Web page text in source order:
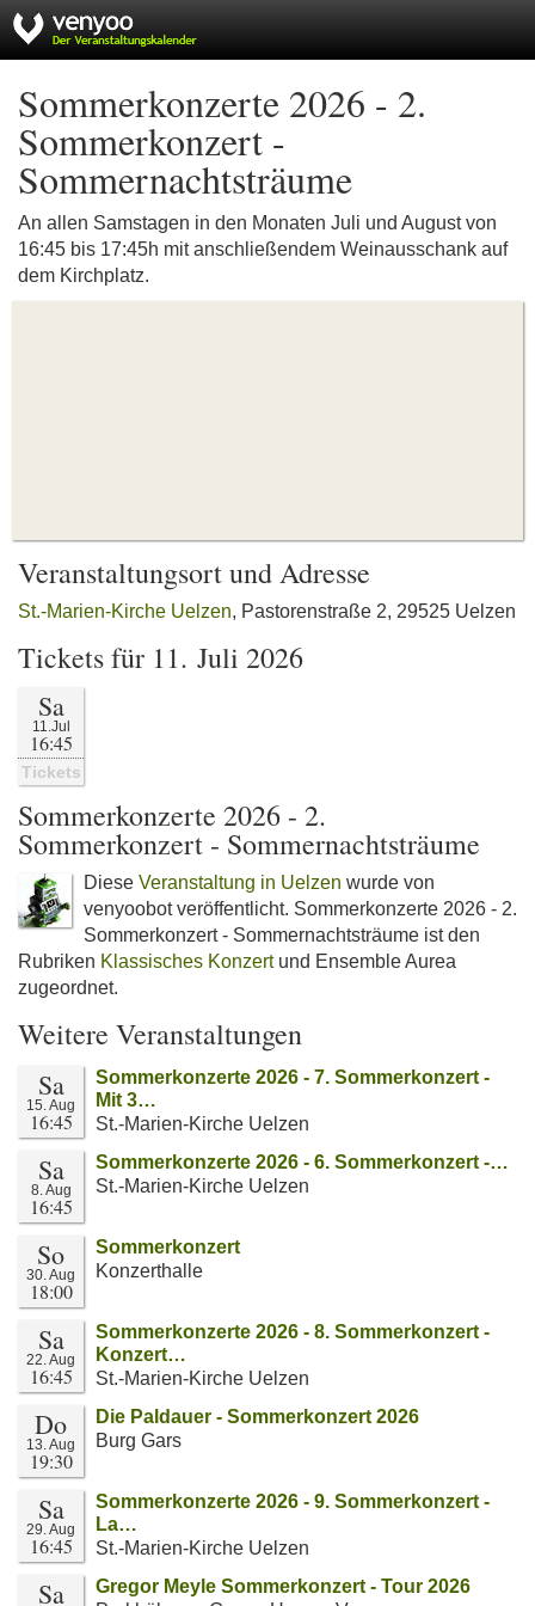
Sommerkonzerte 2026 - 2.
Sommerkonzert -
Sommernachtsträume
An allen Samstagen in den Monaten Juli und August von
16:45 bis 17:45h mit anschließendem Weinausschank auf
dem Kirchplatz.
Veranstaltungsort und Adresse
St.-Marien-Kirche Uelzen, Pastorenstraße 2, 29525 Uelzen
Tickets für 11. Juli 2026
Sa
11.Jul
16:45
Tickets
Sommerkonzerte 2026 - 2.
Sommerkonzert - Sommernachtsträume
Diese Veranstaltung in Uelzen wurde von
venyoobot veröffentlicht. Sommerkonzerte 2026 - 2.
Sommerkonzert - Sommernachtsträume ist den
Rubriken Klassisches Konzertund Ensemble Aurea
zugeordnet.
Weitere Veranstaltungen
Sa
15. Aug
16:45
Sommerkonzerte 2026 - 7. Sommerkonzert -
Mit 3…
St.-Marien-Kirche Uelzen
Sa
8. Aug
16:45
Sommerkonzerte 2026 - 6. Sommerkonzert -…
St.-Marien-Kirche Uelzen
So
30. Aug
18:00
Sommerkonzert
Konzerthalle
Sa
22. Aug
16:45
Sommerkonzerte 2026 - 8. Sommerkonzert -
Konzert…
St.-Marien-Kirche Uelzen
Do
13. Aug
19:30
Die Paldauer - Sommerkonzert 2026
Burg Gars
Sa
29. Aug
16:45
Sommerkonzerte 2026 - 9. Sommerkonzert -
La…
St.-Marien-Kirche Uelzen
Sa
Gregor Meyle Sommerkonzert - Tour 2026